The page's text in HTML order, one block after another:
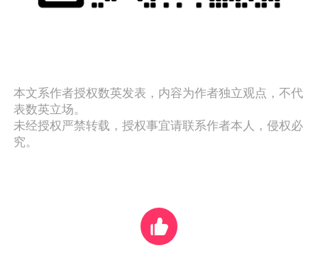
本文系作者授权数英发表，内容为作者独立观点，不代
表数英立场。
未经授权严禁转载，授权事宜请联系作者本人，侵权必
究。